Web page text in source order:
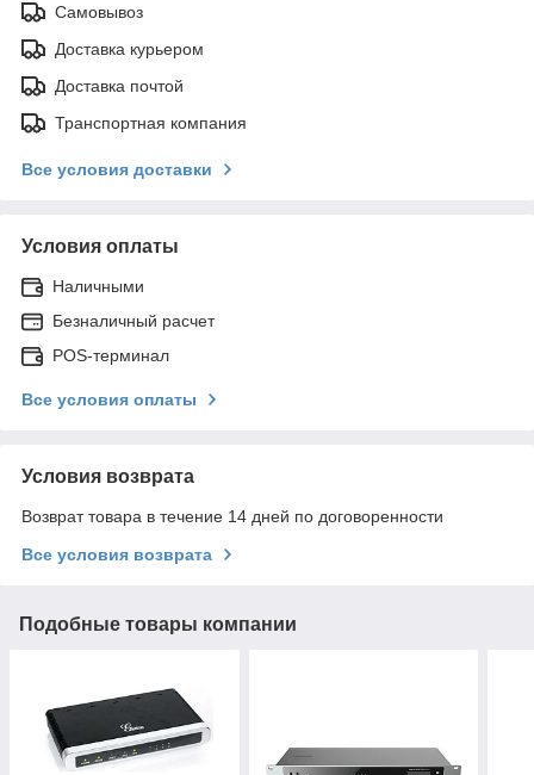
Самовывоз
Доставка курьером
Доставка почтой
Транспортная компания
Все условия доставки
Условия оплаты
Наличными
Безналичный расчет
POS-терминал
Все условия оплаты
Условия возврата
Возврат товара в течение 14 дней по договоренности
Все условия возврата
Подобные товары компании